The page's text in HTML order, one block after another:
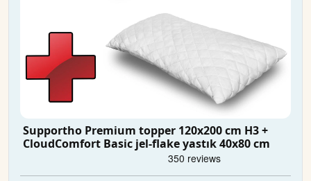
Supportho Premium topper 120x200 cm H3 +
CloudComfort Basic jel-flake yastık 40x80 cm